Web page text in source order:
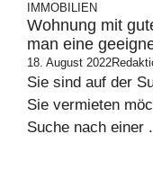
IMMOBILIEN
Wohnung mit
man eine
18. August 2022
Sie sind auf der
Sie vermieten
Suche nach einer